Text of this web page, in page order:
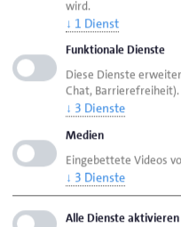
wird.
↓ 1 Dienst
Funktionale Dienste
Diese Dienste
Chat, Barrierefreiheit).
↓ 3 Dienste
Medien
Eingebettete Videos
↓ 3 Dienste
Alle Dienste